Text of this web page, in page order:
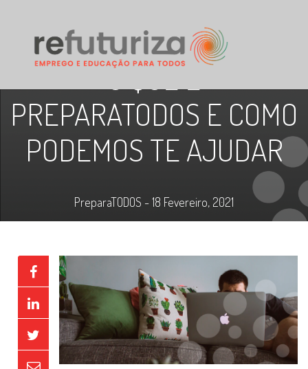
O QUE É
PREPARATODOS E COMO
PODEMOS TE AJUDAR
PreparaTODOS - 18 Fevereiro, 2021